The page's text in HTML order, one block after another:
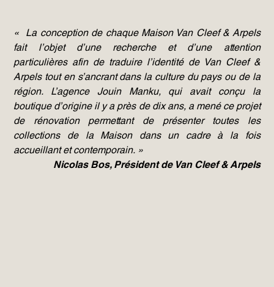
« La conception de chaque Maison Van Cleef & Arpels
fait l’objet d’une recherche et d’une attention
particulières afin de traduire l’identité de Van Cleef &
Arpels tout en s’ancrant dans la culture du pays ou de la
région. L’agence Jouin Manku, qui avait conçu la
boutique d’origine il y a près de dix ans, a mené ce projet
de rénovation permettant de présenter toutes les
collections de la Maison dans un cadre à la fois
accueillant et contemporain. »
Nicolas Bos, Président de Van Cleef & Arpels